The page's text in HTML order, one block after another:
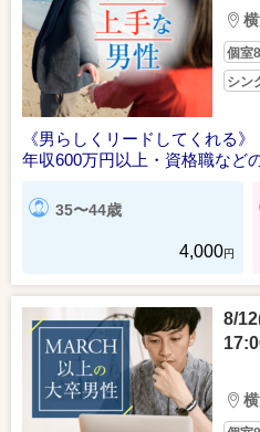
個室
シン
《男らしくリードしてくれる》
年収600万円以上・資格職など
35〜44歳
4,000円
8/